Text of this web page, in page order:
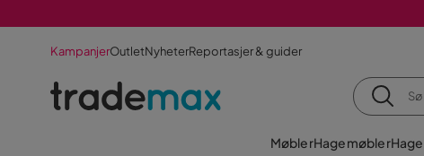
KampanjerOutletNyheterReportasjer & guider
MøblerHagemøblerHage